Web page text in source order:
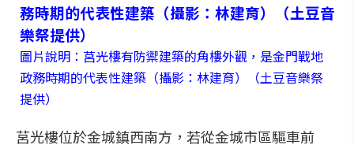
圖片說明：莒光樓有防禦建築的角樓外觀，是金門戰地
政務時期的代表性建築（攝影：林建育）（土豆音樂祭
提供）
莒光樓位於金城鎮西南方，若從金城市區驅車前